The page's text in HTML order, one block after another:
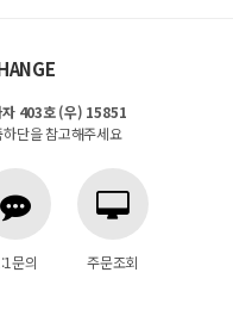
자 403호 (우) 15851
단을 참고해주세요
문의 주문조회